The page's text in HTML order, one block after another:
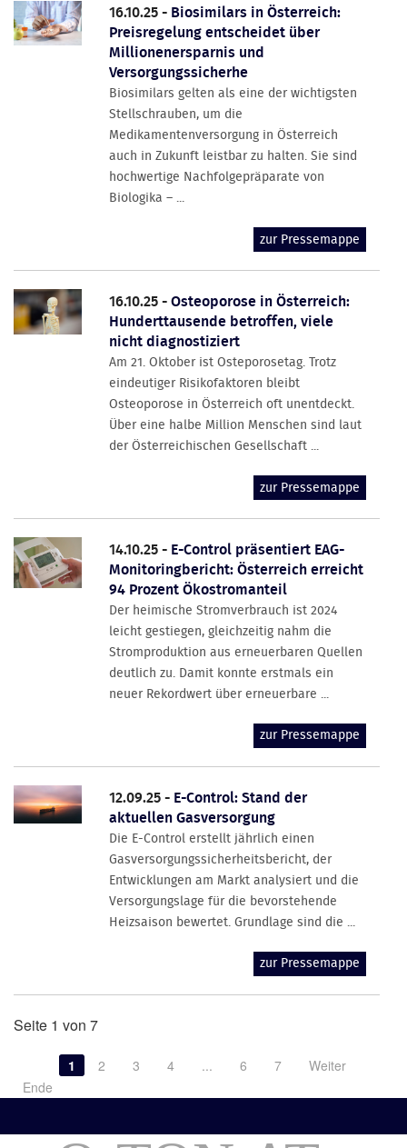
16.10.25 - Biosimilars in Österreich:
Preisregelung entscheidet über
Millionenersparnis und
Versorgungssicherhe
Biosimilars gelten als eine der wichtigsten
Stellschrauben, um die
Medikamentenversorgung in Österreich
auch in Zukunft leistbar zu halten. Sie sind
hochwertige Nachfolgepräparate von
Biologika – ...
zur Pressemappe
16.10.25 -Osteoporose in Österreich:
Hunderttausende betroffen, viele
nicht diagnostiziert
Am 21. Oktober ist Osteporosetag. Trotz
eindeutiger Risikofaktoren bleibt
Osteoporose in Österreich oft unentdeckt.
Über eine halbe Million Menschen sind laut
der Österreichischen Gesellschaft ...
zur Pressemappe
14.10.25 - E-Control präsentiert EAG-
Monitoringbericht: Österreich erreicht
94 Prozent Ökostromanteil
Der heimische Stromverbrauch ist 2024
leicht gestiegen, gleichzeitig nahm die
Stromproduktion aus erneuerbaren Quellen
deutlich zu. Damit konnte erstmals ein
neuer Rekordwert über erneuerbare ...
zur Pressemappe
12.09.25 - E-Control: Stand der
aktuellen Gasversorgung
Die E-Control erstellt jährlich einen
Gasversorgungssicherheitsbericht, der
Entwicklungen am Markt analysiert und die
Versorgungslage für die bevorstehende
Heizsaison bewertet. Grundlage sind die ...
zur Pressemappe
Seite 1 von 7
1 2 3 4 ... 6 7
Weiter
Ende